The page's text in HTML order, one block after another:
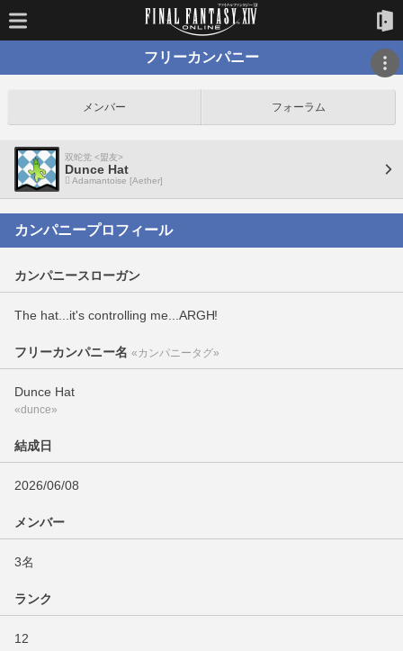
フリーカンパニー
メンバー フォーラム
双蛇党 <盟友>
Dunce Hat
Adamantoise [Aether]
カンパニープロフィール
カンパニースローガン
The hat...it's controlling me...ARGH!
フリーカンパニー名 «カンパニータグ»
Dunce Hat
«dunce»
結成日
2026/06/08
メンバー
3名
ランク
12